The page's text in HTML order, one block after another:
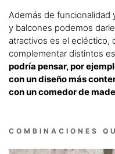
Además de funcionalidad
y balcones podemos
atractivos es el ecléctico,
complementar distintos
podría pensar, por
con un diseño más
con un comedor de
COMBINACIONES